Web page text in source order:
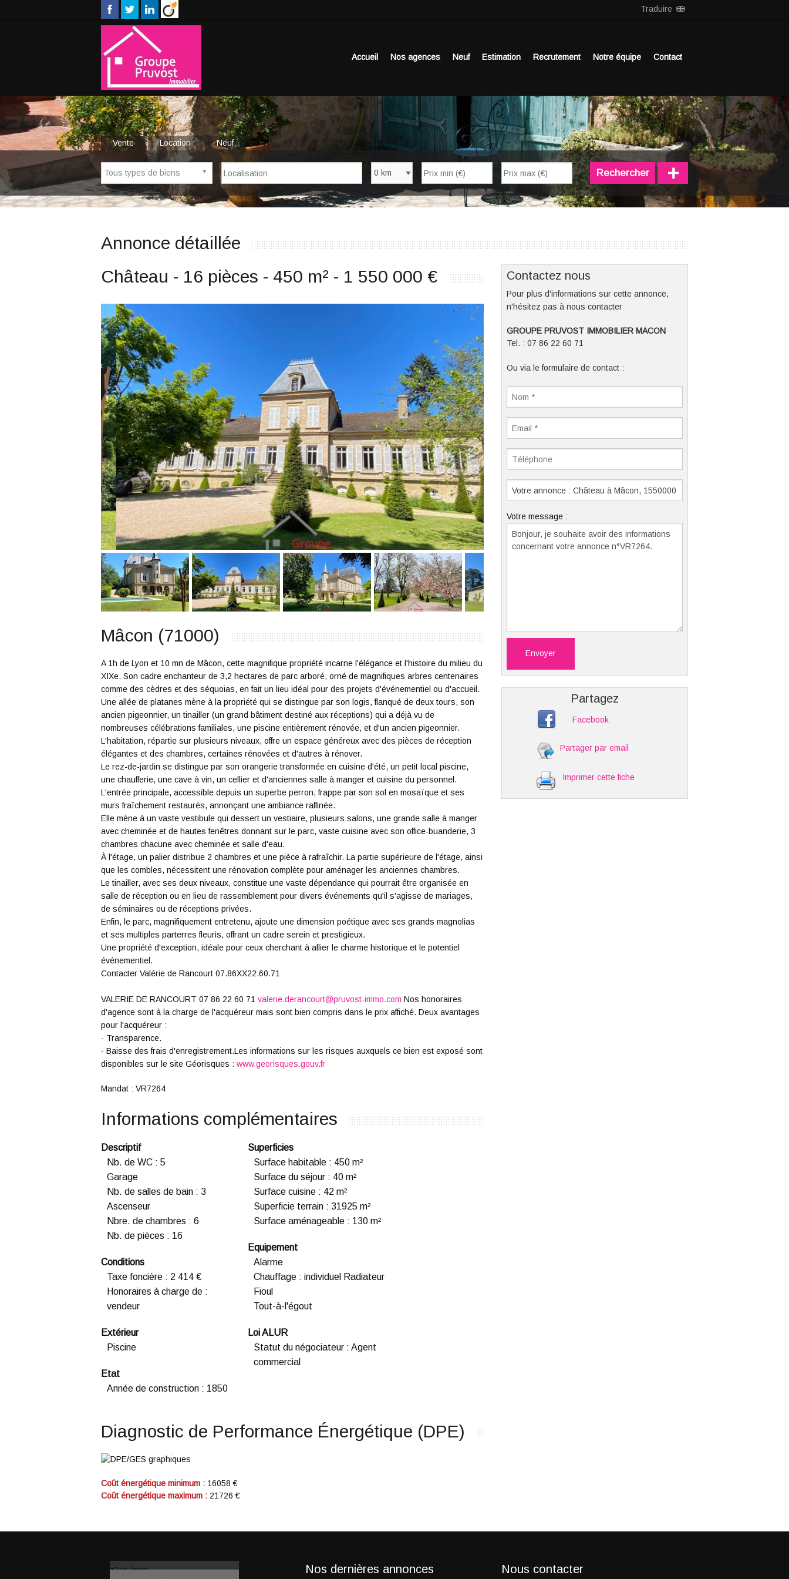
Traduire
Accueil Nos agences Neuf Estimation Recrutement Notre équipe Contact
Vente Location Neuf
Tous types de biens
Nb de pièces
Rechercher +
Annonce détaillée
Château - 16 pièces - 450 m² - 1 550 000 €
Mâcon (71000)
A 1h de Lyon et 10 mn de Mâcon, cette magnifique propriété incarne l'élégance et l'histoire du milieu du
XIXe. Son cadre enchanteur de 3,2 hectares de parc arboré, orné de magnifiques arbres centenaires
comme des cèdres et des séquoias, en fait un lieu idéal pour des projets d'événementiel ou d'accueil.
Une allée de platanes mène à la propriété qui se distingue par son logis, flanqué de deux tours, son
ancien pigeonnier, un tinailler (un grand bâtiment destiné aux réceptions) qui a déjà vu de
nombreuses célébrations familiales, une piscine entièrement rénovée, et d'un ancien pigeonnier.
L'habitation, répartie sur plusieurs niveaux, offre un espace généreux avec des pièces de réception
élégantes et des chambres, certaines rénovées et d'autres à rénover.
Le rez-de-jardin se distingue par son orangerie transformée en cuisine d'été, un petit local piscine,
une chaufferie, une cave à vin, un cellier et d'anciennes salle à manger et cuisine du personnel.
L'entrée principale, accessible depuis un superbe perron, frappe par son sol en mosaïque et ses
murs fraîchement restaurés, annonçant une ambiance raffinée.
Elle mène à un vaste vestibule qui dessert un vestiaire, plusieurs salons, une grande salle à manger
avec cheminée et de hautes fenêtres donnant sur le parc, vaste cuisine avec son office-buanderie, 3
chambres chacune avec cheminée et salle d'eau.
À l'étage, un palier distribue 2 chambres et une pièce à rafraîchir. La partie supérieure de l'étage, ainsi
que les combles, nécessitent une rénovation complète pour aménager les anciennes chambres.
Le tinailler, avec ses deux niveaux, constitue une vaste dépendance qui pourrait être organisée en
salle de réception ou en lieu de rassemblement pour divers événements qu'il s'agisse de mariages,
de séminaires ou de réceptions privées.
Enfin, le parc, magnifiquement entretenu, ajoute une dimension poétique avec ses grands magnolias
et ses multiples parterres fleuris, offrant un cadre serein et prestigieux.
Une propriété d'exception, idéale pour ceux cherchant à allier le charme historique et le potentiel
événementiel.
Contacter Valérie de Rancourt 07.86XX22.60.71
VALERIE DE RANCOURT 07 86 22 60 71 valerie.derancourt@pruvost-immo.com Nos honoraires
d'agence sont à la charge de l'acquéreur mais sont bien compris dans le prix affiché. Deux avantages
pour l'acquéreur :
- Transparence.
- Baisse des frais d'enregistrement.Les informations sur les risques auxquels ce bien est exposé sont
disponibles sur le site Géorisques : www.georisques.gouv.fr
Mandat : VR7264
Informations complémentaires
Descriptif
Nb. de WC : 5
Garage
Nb. de salles de bain : 3
Ascenseur
Nbre. de chambres : 6
Nb. de pièces : 16
Superficies
Surface habitable : 450 m²
Surface du séjour : 40 m²
Surface cuisine : 42 m²
Superficie terrain : 31925 m²
Surface aménageable : 130 m²
Equipement
Alarme
Chauffage : individuel Radiateur
Fioul
Tout-à-l'égout
Conditions
Taxe foncière : 2 414 €
Honoraires à charge de :
vendeur
Extérieur
Piscine
Loi ALUR
Statut du négociateur : Agent
commercial
Etat
Année de construction : 1850
Diagnostic de Performance Énergétique (DPE)
Coût énergétique minimum : 16058 €
Coût énergétique maximum : 21726 €
Contactez nous
Pour plus d'informations sur cette annonce,
n'hésitez pas à nous contacter
GROUPE PRUVOST IMMOBILIER MACON
Tel. : 07 86 22 60 71
Ou via le formulaire de contact :
Votre message :
Envoyer
Partagez
Facebook
Partager par email
Imprimer cette fiche
Nos dernières annonces Nous contacter